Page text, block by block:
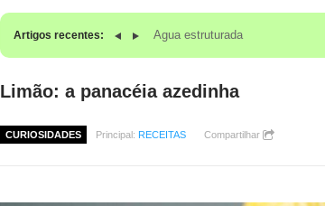
Artigos recentes: O que acontece com seu
Limão: a panacéia azedinha
CURIOSIDADES Principal: RECEITAS Compartilhar